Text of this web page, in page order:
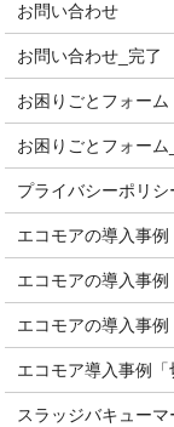
お問い合わせ
お問い合わせ_完了
お困りごとフォーム
お困りごとフォーム
プライバシーポリシ
エコモアの導入事例
エコモアの導入事例
エコモアの導入事例
エコモア導入事例「
スラッジバキューマ